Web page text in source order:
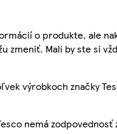
o produkte, ale
zmeniť. Mali by ste si
výrobkoch značky
nemá